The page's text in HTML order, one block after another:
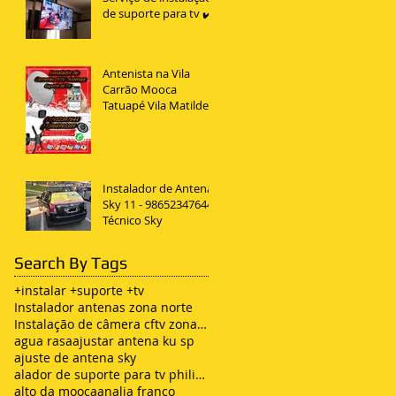
de suporte para tv ✔️
Antenista na Vila
Carrão Mooca
Tatuapé Vila Matilde
Instalador de Antena
Sky 11 - 98652347644
Técnico Sky
Search By Tags
+instalar +suporte +tv
Instalador antenas zona norte
Instalação de câmera cftv zona leste sp
agua rasaajustar antena ku sp
ajuste de antena sky
alador de suporte para tv philips
alto da moocaanalia franco